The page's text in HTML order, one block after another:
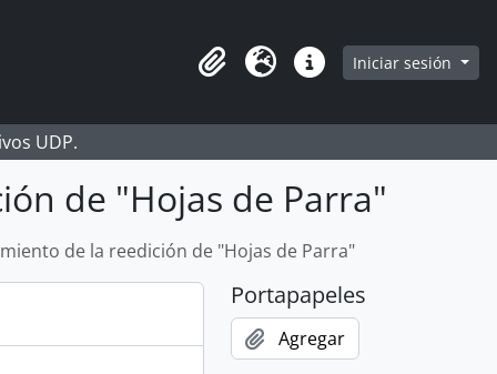
Portapapeles
Idioma Enlaces rápidos
Iniciar sesión
UDP.
de "Hojas de Parra"
de la reedición de "Hojas de Parra"
Portapapeles
Agregar